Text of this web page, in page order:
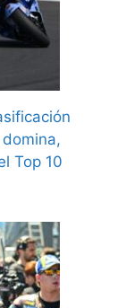
Top 10